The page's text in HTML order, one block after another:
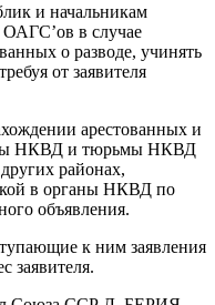
и начальникам
в случае
о разводе, учинять
от заявителя
арестованных и
НКВД и тюрьмы НКВД
районах,
в органы НКВД по
объявления.
к ним заявления
заявителя.